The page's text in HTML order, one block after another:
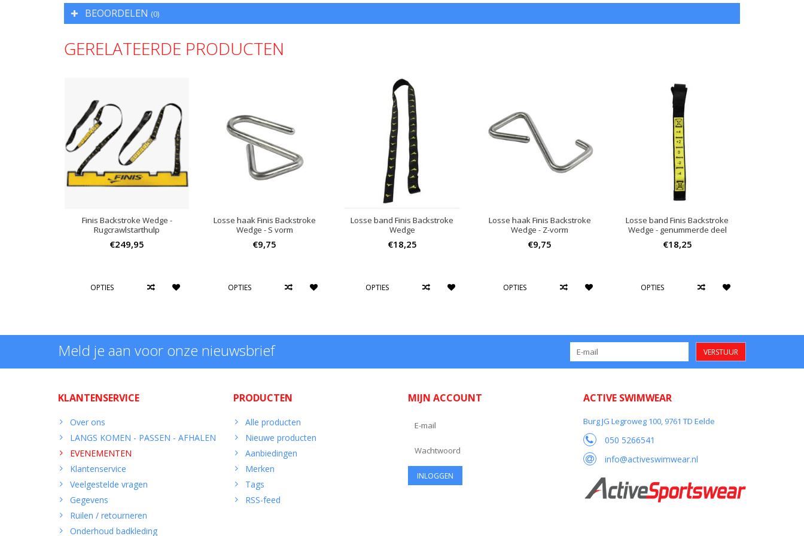
BEOORDELEN (0)
GERELATEERDE PRODUCTEN
Finis Backstroke Wedge -
Rugcrawlstarthulp
€249,95
OPTIES
Losse haak Finis Backstroke
Wedge - S vorm
€9,75
OPTIES
Losse band Finis Backstroke
Wedge
€18,25
OPTIES
Losse haak Finis Backstroke
Wedge - Z-vorm
€9,75
OPTIES
Losse band Finis Backstroke
Wedge - genummerde deel
€18,25
OPTIES
Meld je aan voor onze nieuwsbrief VERSTUUR
KLANTENSERVICE
Over ons
LANGS KOMEN - PASSEN - AFHALEN
EVENEMENTEN
Klantenservice
Veelgestelde vragen
Gegevens
Ruilen / retourneren
Onderhoud badkleding
PRODUCTEN
Alle producten
Nieuwe producten
Aanbiedingen
Merken
Tags
RSS-feed
MIJN ACCOUNT ACTIVE SWIMWEAR
Burg JG Legroweg 100, 9761 TD Eelde
050 5266541
info@activeswimwear.nl